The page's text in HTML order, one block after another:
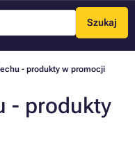
Szukaj
Menu
- produkty w promocji
- produkty